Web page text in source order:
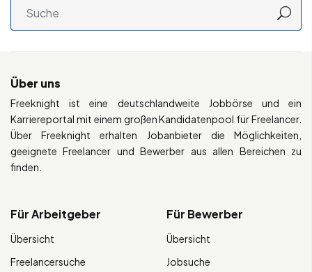
Über uns
Freeknight ist eine deutschlandweite Jobbörse und ein
Karriereportal mit einem großen Kandidatenpool für Freelancer.
Über Freeknight erhalten Jobanbieter die Möglichkeiten,
geeignete Freelancer und Bewerber aus allen Bereichen zu
finden.
Für Arbeitgeber
Übersicht
Freelancersuche
Für Bewerber
Übersicht
Jobsuche